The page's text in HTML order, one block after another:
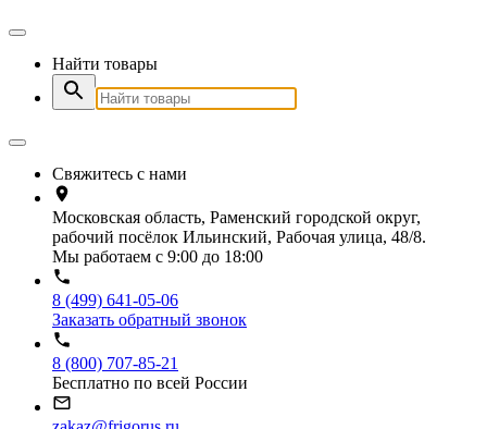
Найти товары
Свяжитесь с нами
Московская область, Раменский городской округ,
рабочий посёлок Ильинский, Рабочая улица, 48/8.
Мы работаем с 9:00 до 18:00
8 (499) 641-05-06
Заказать обратный звонок
8 (800) 707-85-21
Бесплатно по всей России